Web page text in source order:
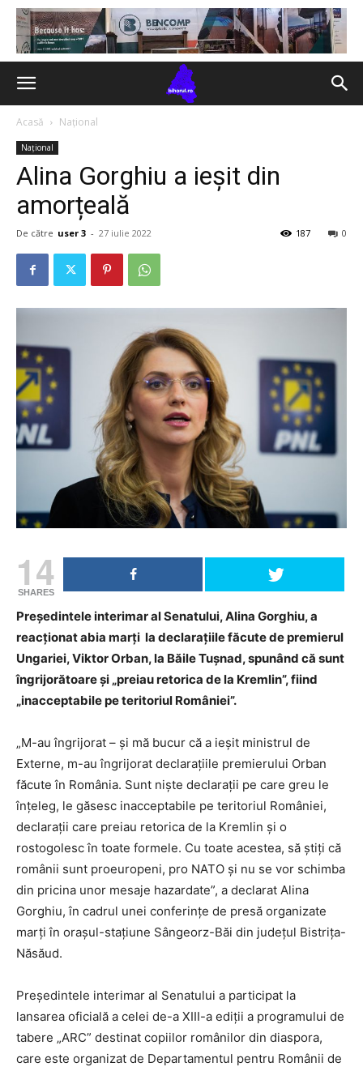
Acasă Național
Național
Alina Gorghiu a ieșit din
amorțeală
De către user 3 - 27 iulie 2022 0
187
14
SHARES
Preşedintele interimar al Senatului, Alina Gorghiu, a
reacționat abia marţi la declaraţiile făcute de premierul
Ungariei, Viktor Orban, la Băile Tuşnad, spunând că sunt
îngrijorătoare şi „preiau retorica de la Kremlin”, fiind
„inacceptabile pe teritoriul României”.
„M-au îngrijorat – şi mă bucur că a ieşit ministrul de
Externe, m-au îngrijorat declaraţiile premierului Orban
făcute în România. Sunt nişte declaraţii pe care greu le
înţeleg, le găsesc inacceptabile pe teritoriul României,
declaraţii care preiau retorica de la Kremlin şi o
rostogolesc în toate formele. Cu toate acestea, să ştiţi că
românii sunt proeuropeni, pro NATO şi nu se vor schimba
din pricina unor mesaje hazardate”, a declarat Alina
Gorghiu, în cadrul unei conferinţe de presă organizate
marţi în oraşul-staţiune Sângeorz-Băi din judeţul Bistriţa-
Năsăud.
Preşedintele interimar al Senatului a participat la
lansarea oficială a celei de-a XIII-a ediţii a programului de
tabere „ARC” destinat copiilor românilor din diaspora,
care este organizat de Departamentul pentru Românii de